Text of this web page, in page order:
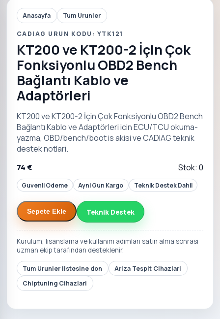
Anasayfa Tum Urunler
CADIAG URUN KODU: YTK121
KT200 ve KT200-2 İçin Çok
Fonksiyonlu OBD2 Bench
Bağlantı Kablo ve
Adaptörleri
KT200 ve KT200-2 İçin Çok Fonksiyonlu OBD2 Bench
Bağlantı Kablo ve Adaptörleri icin ECU/TCU okuma-
yazma, OBD/bench/boot is akisi ve CADIAG teknik
destek notlari.
74 € Stok: 0
Guvenli Odeme Ayni Gun Kargo Teknik Destek Dahil
Sepete Ekle Teknik Destek
Kurulum, lisanslama ve kullanim adimlari satin alma sonrasi
uzman ekip tarafindan desteklenir.
Tum Urunler listesine don
Ariza Tespit Cihazlari
Chiptuning Cihazlari